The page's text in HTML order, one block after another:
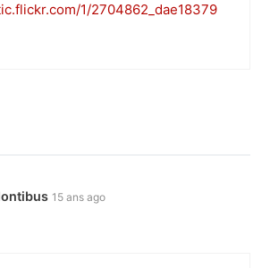
1/2704862_dae18379
15 ans ago